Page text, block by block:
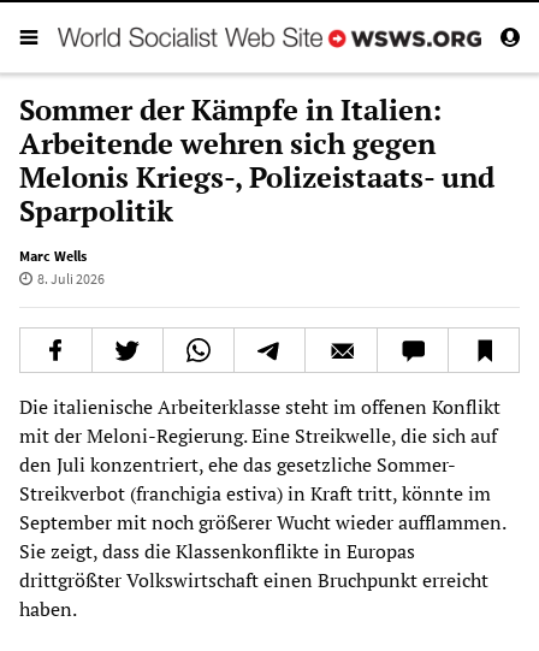
Sommer der Kämpfe in Italien:
Arbeitende wehren sich gegen
Melonis Kriegs-, Polizeistaats- und
Sparpolitik
Marc Wells
8. Juli 2026
Die italienische Arbeiterklasse steht im offenen Konflikt
mit der Meloni-Regierung. Eine Streikwelle, die sich auf
den Juli konzentriert, ehe das gesetzliche Sommer-
Streikverbot (franchigia estiva) in Kraft tritt, könnte im
September mit noch größerer Wucht wieder aufflammen.
Sie zeigt, dass die Klassenkonflikte in Europas
drittgrößter Volkswirtschaft einen Bruchpunkt erreicht
haben.